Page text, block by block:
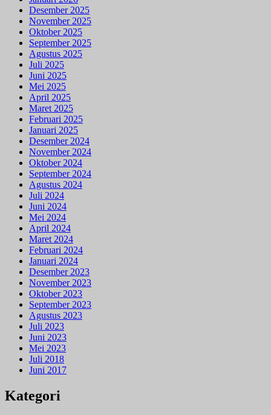
Desember 2025
November 2025
Oktober 2025
September 2025
Agustus 2025
Juli 2025
Juni 2025
Mei 2025
April 2025
Maret 2025
Februari 2025
Januari 2025
Desember 2024
November 2024
Oktober 2024
September 2024
Agustus 2024
Juli 2024
Juni 2024
Mei 2024
April 2024
Maret 2024
Februari 2024
Januari 2024
Desember 2023
November 2023
Oktober 2023
September 2023
Agustus 2023
Juli 2023
Juni 2023
Mei 2023
Juli 2018
Juni 2017
Kategori